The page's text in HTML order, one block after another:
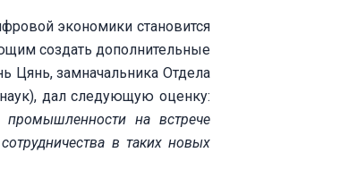
экономики становится
создать дополнительные
Цянь, замначальника Отдела
дал следующую оценку:
промышленности на встрече
в таких новых